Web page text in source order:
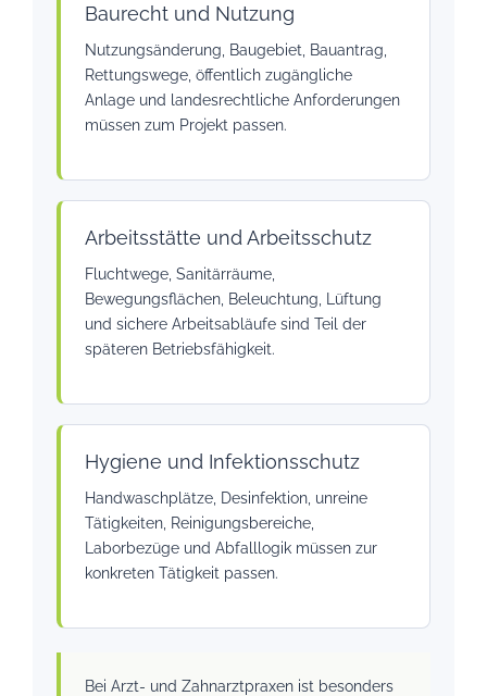
Baurecht und Nutzung
Nutzungsänderung, Baugebiet, Bauantrag,
Rettungswege, öffentlich zugängliche
Anlage und landesrechtliche Anforderungen
müssen zum Projekt passen.
Arbeitsstätte und Arbeitsschutz
Fluchtwege, Sanitärräume,
Bewegungsflächen, Beleuchtung, Lüftung
und sichere Arbeitsabläufe sind Teil der
späteren Betriebsfähigkeit.
Hygiene und Infektionsschutz
Handwaschplätze, Desinfektion, unreine
Tätigkeiten, Reinigungsbereiche,
Laborbezüge und Abfalllogik müssen zur
konkreten Tätigkeit passen.
Bei Arzt- und Zahnarztpraxen ist besonders